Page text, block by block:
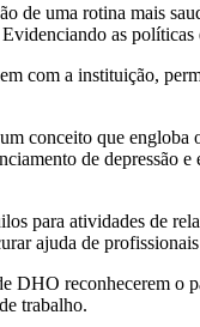
de uma rotina mais
as
com a instituição,
conceito que
de depressão
para atividades de
ajuda de
DHO reconhecerem o
trabalho.